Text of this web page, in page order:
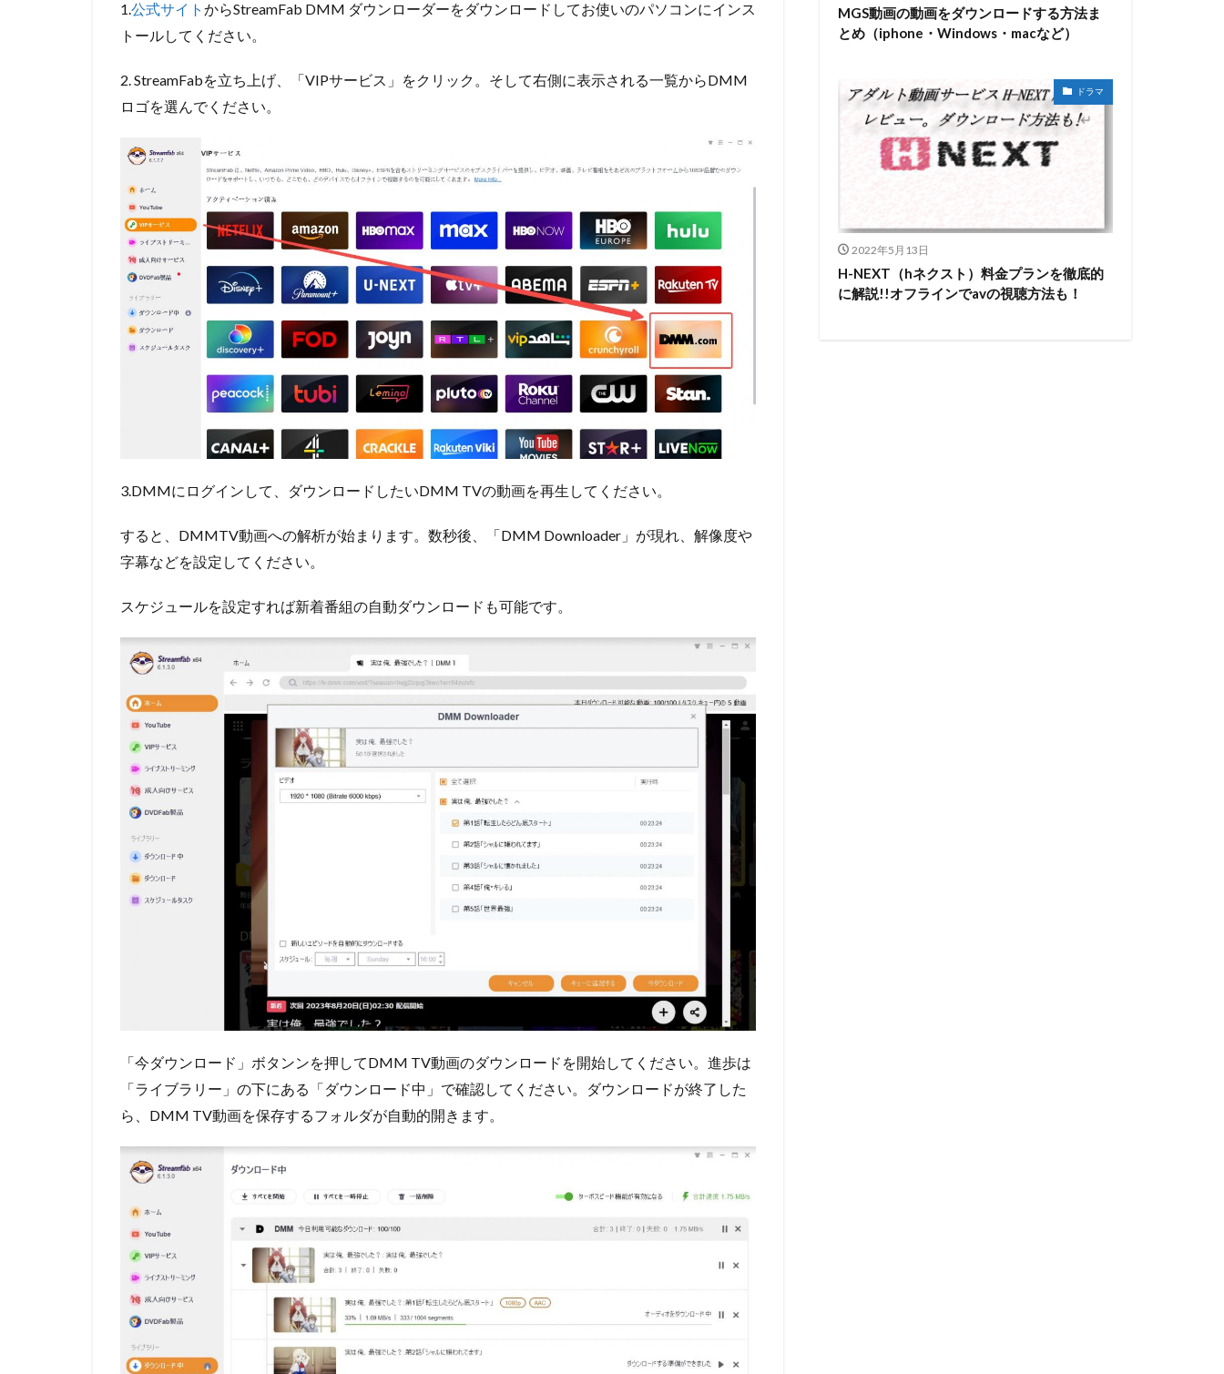
ト3～
Audials
Movie
3.1
機能
録画ソフト4
Wondershare
DemoCreator
4.1
機能
4.2
Wondershare
DemoCreator
でDMM TV動
画を録画する
Aiseesoft
スクリー
ダー
5.1
各
DMM
画ソ
フト
を比
較
1. 公式サイト からStreamFab DMM ダウンローダーをダウンロードしてお使いのパソコンにインス
トールしてください。
2. StreamFabを立ち上げ、「VIPサービス」をクリック。そして右側に表示される一覧からDMM
ロゴを選んでください。
3.DMMにログインして、ダウンロードしたいDMM TVの動画を再生してください。
すると、DMMTV動画への解析が始まります。数秒後、「DMM Downloader」が現れ、解像度や
字幕などを設定してください。
スケジュールを設定すれば新着番組の自動ダウンロードも可能です。
「今ダウンロード」ボタンンを押してDMM TV動画のダウンロードを開始してください。進歩は
「ライブラリー」の下にある「ダウンロード中」で確認してください。ダウンロードが終了した
ら、DMM TV動画を保存するフォルダが自動的開きます。
MGS動画の動画をダウンロードする方法ま
とめ（iphone・Windows・macなど）
ドラマ
2022年5月13日
H-NEXT（hネクスト）料金プランを徹底的
に解説!!オフラインでavの視聴方法も！